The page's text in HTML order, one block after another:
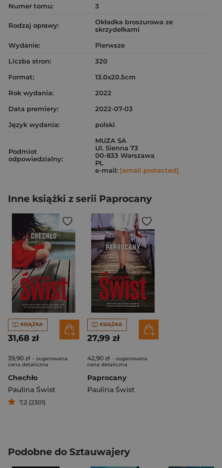
Numer tomu:
3
Rodzaj oprawy:
Okładka broszurowa ze
skrzydełkami
Wydanie:
Pierwsze
Liczba stron:
320
Format:
13.0x20.5cm
Rok wydania:
2022
Data premiery:
2022-07-03
Język wydania:
polski
Podmiot
odpowiedzialny:
MUZA SA
Ul. Sienna 73
00-833 Warszawa
PL
e-mail: [email protected]
Inne książki z serii Paprocany
KSIĄŻKA
31,68 zł
39,90 zł - sugerowana
cena detaliczna
Chechło
Paulina Świst
7,2 (2301)
KSIĄŻKA
27,99 zł
42,90 zł - sugerowana
cena detaliczna
Paprocany
Paulina Świst
Podobne do Sztauwajery